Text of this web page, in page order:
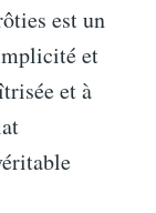
est un
et
et à